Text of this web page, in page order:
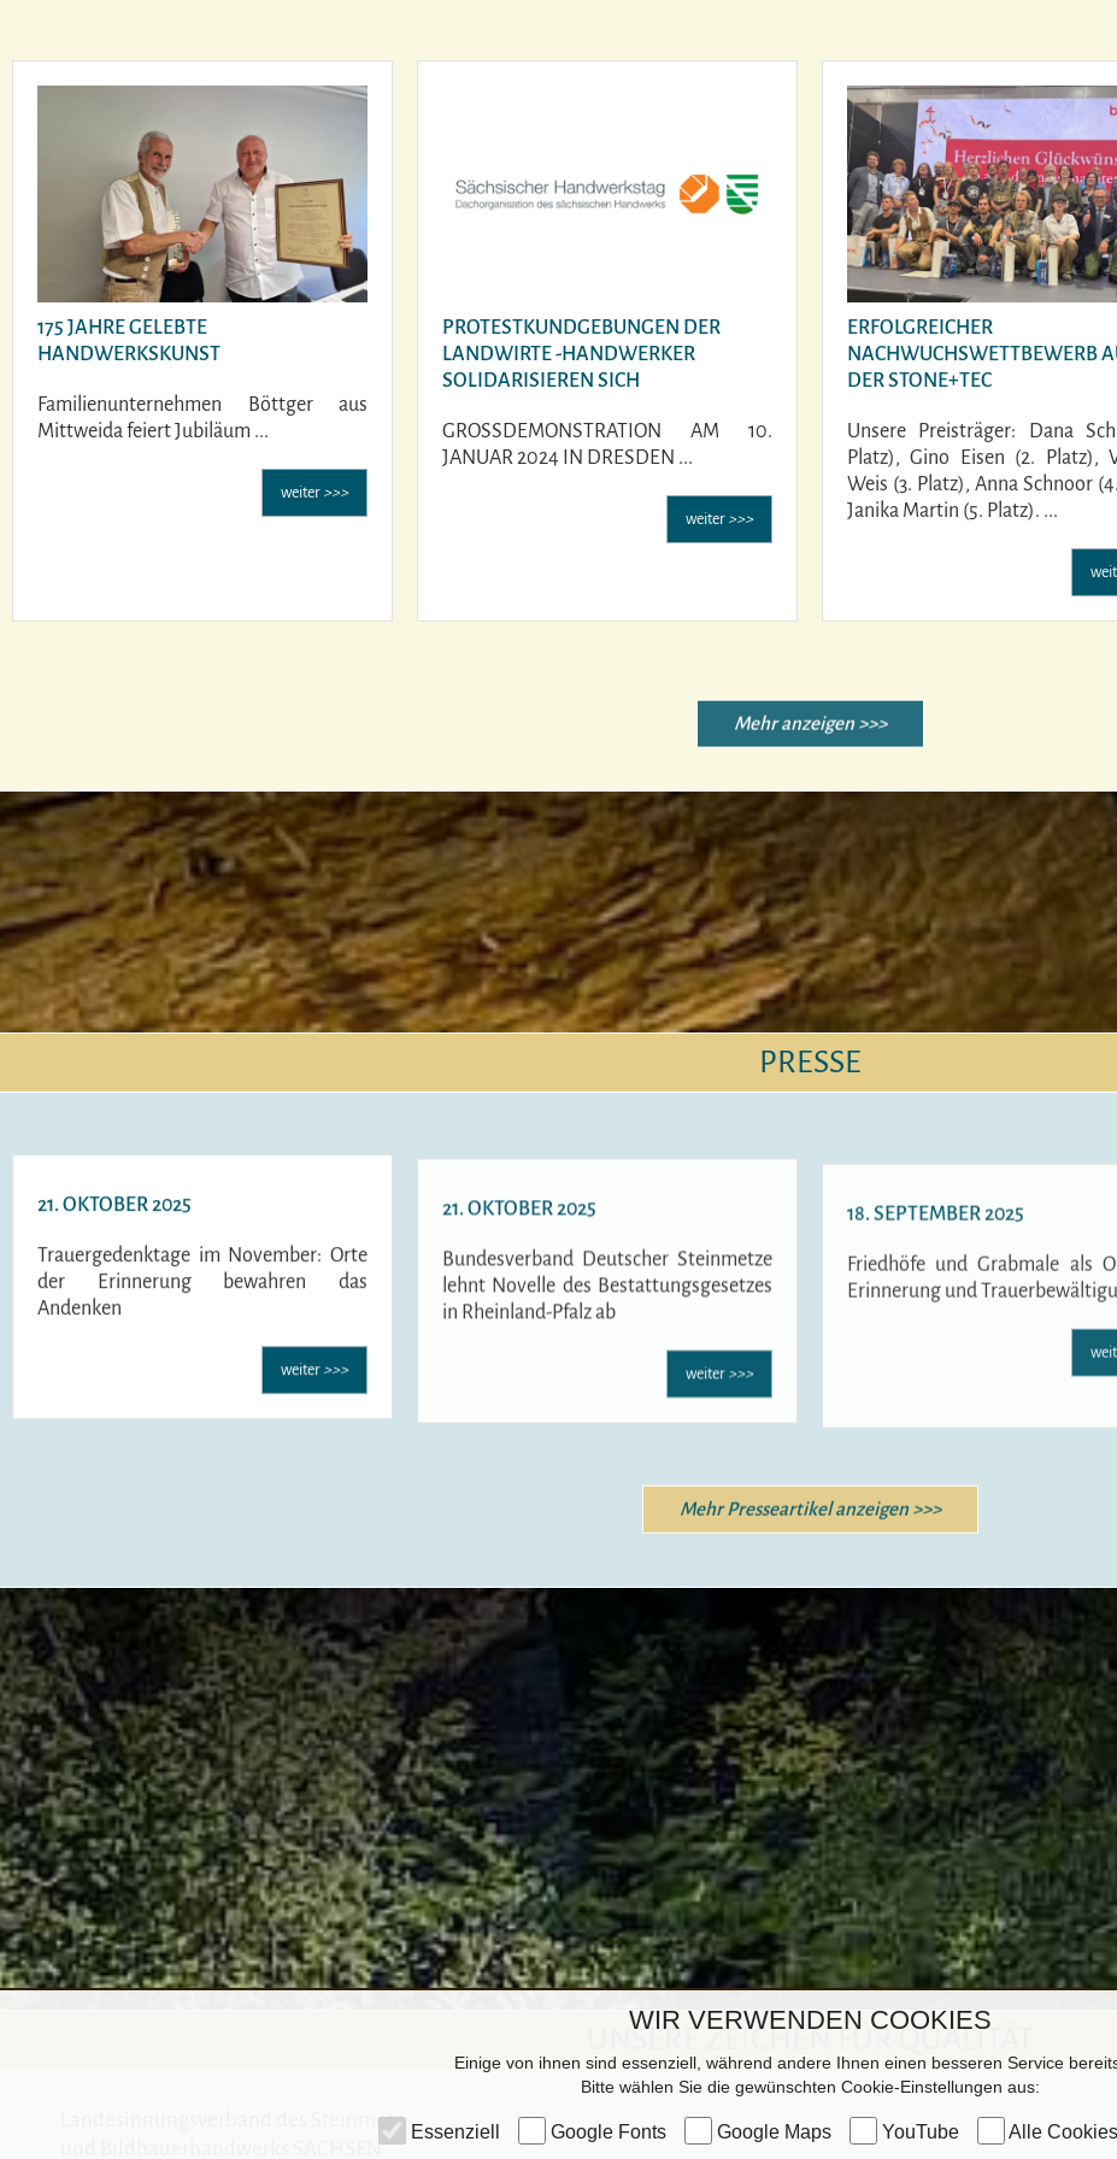
175 JAHRE GELEBTE
HANDWERKSKUNST
Familienunternehmen Böttger aus
Mittweida feiert Jubiläum ...
weiter >>>
PROTESTKUNDGEBUNGEN DER
LANDWIRTE -HANDWERKER
SOLIDARISIEREN SICH
GROSSDEMONSTRATION AM 10.
JANUAR 2024 IN DRESDEN ...
weiter >>>
ERFOLGREICHER
NACHWUCHSWETTBEWERB
DER STONE+TEC
Unsere Preisträger: Dana
Platz), Gino Eisen (2. Platz),
Weis (3. Platz), Anna Schnoor
Janika Martin (5. Platz). ...
Mehr anzeigen >>>
PRESSE
21. OKTOBER 2025
Trauergedenktage im November: Orte
der Erinnerung bewahren das
Andenken
weiter >>>
21. OKTOBER 2025
Bundesverband Deutscher Steinmetze
lehnt Novelle des Bestattungsgesetzes
in Rheinland-Pfalz ab
weiter >>>
18. SEPTEMBER 2025
Friedhöfe und Grabmale als
Erinnerung und
Mehr Presseartikel anzeigen >>>
UNSERE ZEICHEN FÜR QUALITÄT
Landesinnungsverband des Steinmetz-
und Bildhauerhandwerks SACHSEN
WIR VERWENDEN COOKIES
Einige von ihnen sind essenziell, während andere Ihnen einen besseren Service
Bitte wählen Sie die gewünschten Cookie-Einstellungen aus:
Essenziell Google Fonts Google Maps YouTube Alle